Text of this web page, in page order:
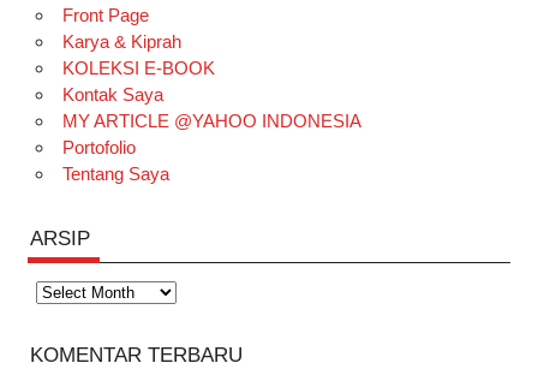
o
k
r
a
m
Front Page
Karya & Kiprah
KOLEKSI E-BOOK
Kontak Saya
MY ARTICLE @YAHOO INDONESIA
Portofolio
Tentang Saya
ARSIP
Arsip
KOMENTAR TERBARU